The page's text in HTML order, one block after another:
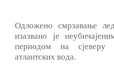
Одложено смрзавање
изазвано је
периодом на сјеверу
атлантских вода.